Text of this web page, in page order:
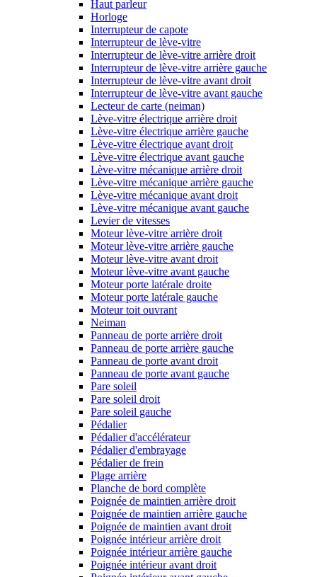
Haut parleur
Horloge
Interrupteur de capote
Interrupteur de lève-vitre
Interrupteur de lève-vitre arrière droit
Interrupteur de lève-vitre arrière gauche
Interrupteur de lève-vitre avant droit
Interrupteur de lève-vitre avant gauche
Lecteur de carte (neiman)
Lève-vitre électrique arrière droit
Lève-vitre électrique arrière gauche
Lève-vitre électrique avant droit
Lève-vitre électrique avant gauche
Lève-vitre mécanique arrière droit
Lève-vitre mécanique arrière gauche
Lève-vitre mécanique avant droit
Lève-vitre mécanique avant gauche
Levier de vitesses
Moteur lève-vitre arrière droit
Moteur lève-vitre arrière gauche
Moteur lève-vitre avant droit
Moteur lève-vitre avant gauche
Moteur porte latérale droite
Moteur porte latérale gauche
Moteur toit ouvrant
Neiman
Panneau de porte arrière droit
Panneau de porte arrière gauche
Panneau de porte avant droit
Panneau de porte avant gauche
Pare soleil
Pare soleil droit
Pare soleil gauche
Pédalier
Pédalier d'accélérateur
Pédalier d'embrayage
Pédalier de frein
Plage arrière
Planche de bord complète
Poignée de maintien arrière droit
Poignée de maintien arrière gauche
Poignée de maintien avant droit
Poignée intérieur arrière droit
Poignée intérieur arrière gauche
Poignée intérieur avant droit